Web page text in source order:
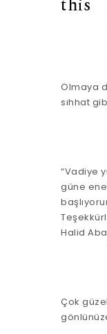
this
Olmaya
sıhhat
“Vadiye
güne
Halid
Çok